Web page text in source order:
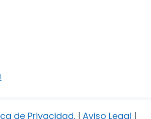
de Privacidad. | Aviso Legal |